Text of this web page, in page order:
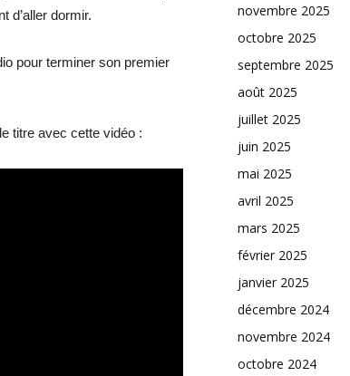
d’aller dormir.
pour terminer son premier
titre avec cette vidéo :
novembre 2025
octobre 2025
septembre 2025
août 2025
juillet 2025
juin 2025
mai 2025
avril 2025
mars 2025
février 2025
janvier 2025
décembre 2024
novembre 2024
octobre 2024